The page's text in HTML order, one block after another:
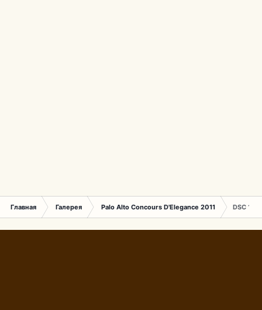
Главная Галерея Palo Alto Concours D'Elegance 2011 DSC